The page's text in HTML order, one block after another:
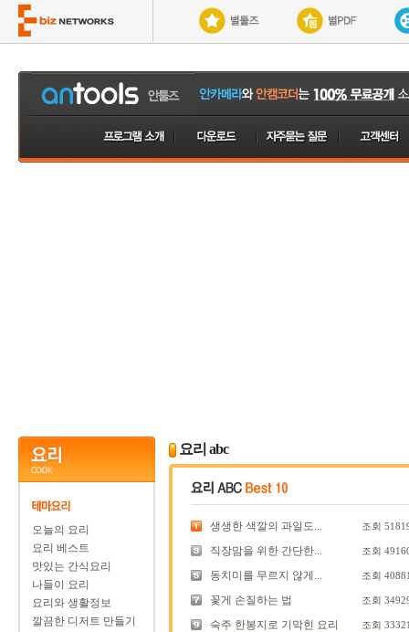
오늘의 요리
요리 베스트
맛있는 간식요리
나들이 요리
요리와 생활정보
깔끔한 디저트 만들기
요리 abc
생생한 색깔의 과일도... 조회
직장맘을 위한 간단한... 조회
동치미를 무르지 않게... 조회
꽃게 손질하는 법 조회
숙주 한봉지로 기막힌 요리 조회